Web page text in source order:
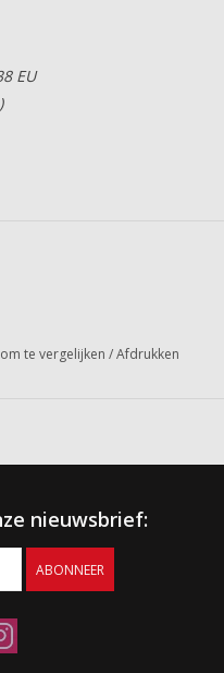
EU
te vergelijken /Afdrukken
nieuwsbrief:
ABONNEER